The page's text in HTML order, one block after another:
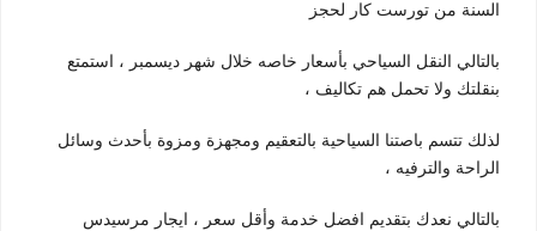
السنة من تورست كار لحجز
بالتالي النقل السياحي بأسعار خاصه خلال شهر ديسمبر ، استمتع
بنقلتك ولا تحمل هم تكاليف ،
لذلك تتسم باصتنا السياحية بالتعقيم ومجهزة ومزوة بأحدث وسائل
الراحة والترفيه ،
بالتالي نعدك بتقديم افضل خدمة وأقل سعر ، ايجار مرسيدس